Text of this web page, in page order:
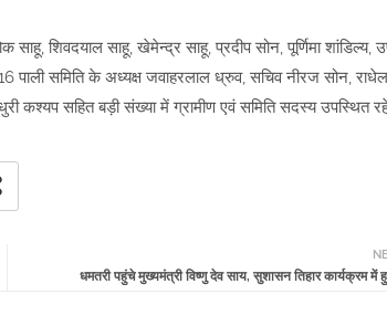
शिवदयाल साहू, खेमेन्द्र साहू, प्रदीप सोन, पूर्णिमा शांडिल्य,
पाली समिति के अध्यक्ष जवाहरलाल ध्रुव, सचिव नीरज सोन,
कश्यप सहित बड़ी संख्या में ग्रामीण एवं समिति सदस्य उपस्थित
धमतरी पहुंचे मुख्यमंत्री विष्णु देव साय, सुशासन तिहार कार्यक्रम में